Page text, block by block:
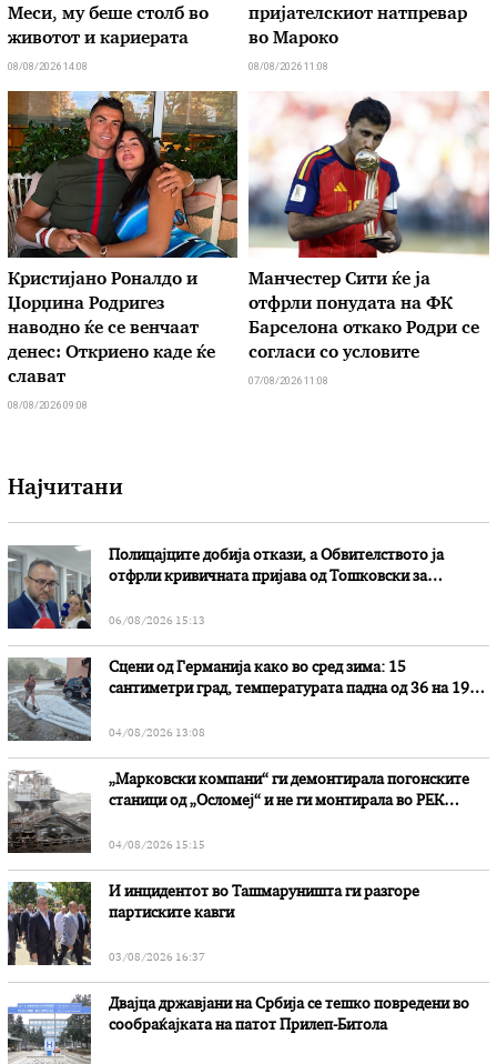
Меси, му беше столб во
животот и кариерата
08/08/2026 14:08
пријателскиот натпревар
во Мароко
08/08/2026 11:08
Кристијано Роналдо и
Џорџина Родригез
наводно ќе се венчаат
денес: Откриено каде ќе
слават
08/08/2026 09:08
Манчестер Сити ќе ја
отфрли понудата на ФК
Барселона откако Родри се
согласи со условите
07/08/2026 11:08
Најчитани
Полицајците добија откази, а Обвителството ја
отфрли кривичната пријава од Тошковски за
06/08/2026 15:13
Сцени од Германија како во сред зима: 15
сантиметри град, температурата падна од 36 на 19
04/08/2026 13:08
„Марковски компани“ ги демонтирала погонските
станици од „Осломеј“ и не ги монтирала во РЕК
04/08/2026 15:15
И инцидентот во Ташмаруништa ги разгоре
партиските кавги
03/08/2026 16:37
Двајца државјани на Србија се тешко повредени во
сообраќајката на патот Прилеп-Битола